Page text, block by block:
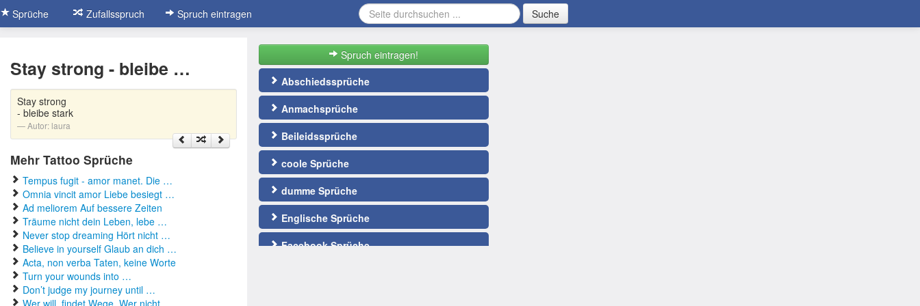
Sprüche Zufallsspruch Spruch eintragen Suche
Stay strong - bleibe …
Stay strong
- bleibe stark
Autor: laura
Mehr Tattoo Sprüche
Tempus fugit - amor manet. Die …
Omnia vincit amor Liebe besiegt …
Ad meliorem Auf bessere Zeiten
Träume nicht dein Leben, lebe …
Never stop dreaming Hört nicht …
Believe in yourself Glaub an dich …
Acta, non verba Taten, keine Worte
Turn your wounds into …
Don’t judge my journey until …
Wer will, findet Wege. Wer nicht …
Spruch eintragen!
Abschiedssprüche
Anmachsprüche
Beileidssprüche
coole Sprüche
dumme Sprüche
Englische Sprüche
Facebook Sprüche